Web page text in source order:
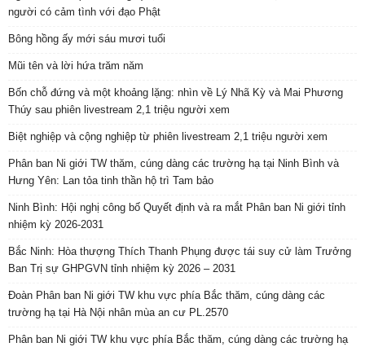
người có cảm tình với đạo Phật
Bông hồng ấy mới sáu mươi tuổi
Mũi tên và lời hứa trăm năm
Bốn chỗ đứng và một khoảng lặng: nhìn về Lý Nhã Kỳ và Mai Phương
Thúy sau phiên livestream 2,1 triệu người xem
Biệt nghiệp và cộng nghiệp từ phiên livestream 2,1 triệu người xem
Phân ban Ni giới TW thăm, cúng dàng các trường hạ tại Ninh Bình và
Hưng Yên: Lan tỏa tinh thần hộ trì Tam bảo
Ninh Bình: Hội nghị công bố Quyết định và ra mắt Phân ban Ni giới tỉnh
nhiệm kỳ 2026-2031
Bắc Ninh: Hòa thượng Thích Thanh Phụng được tái suy cử làm Trưởng
Ban Trị sự GHPGVN tỉnh nhiệm kỳ 2026 – 2031
Đoàn Phân ban Ni giới TW khu vực phía Bắc thăm, cúng dàng các
trường hạ tại Hà Nội nhân mùa an cư PL.2570
Phân ban Ni giới TW khu vực phía Bắc thăm, cúng dàng các trường hạ